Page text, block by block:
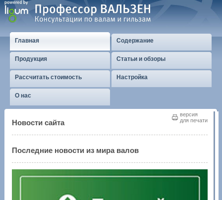
Главная Содержание
Продукция Статьи и обзоры
Рассчитать стоимость Настройка
О нас
версия
для печати
Новости сайта
Последние новости из мира валов